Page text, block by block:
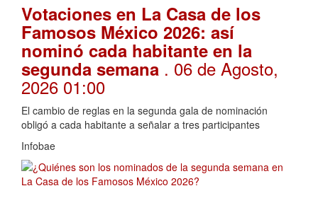
Votaciones en La Casa de los
Famosos México 2026: así
nominó cada habitante en la
segunda semana . 06 de Agosto,
2026 01:00
El cambio de reglas en la segunda gala de nominación
obligó a cada habitante a señalar a tres participantes
Infobae